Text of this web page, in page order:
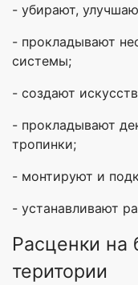
- убирают,
- прокладывают
системы;
- создают
- прокладывают
тропинки;
- монтируют и
- устанавливают
Расценки на
територии